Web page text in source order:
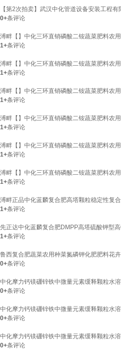
【第2次拍卖】武汉中化管道设备安装工程
0+条评论
溥畔【】中化三环直销磷酸二铵蔬菜肥料农
1+条评论
溥畔【】中化三环直销磷酸二铵蔬菜肥料农
1+条评论
溥畔【】中化三环直销磷酸二铵蔬菜肥料农
1+条评论
溥畔【】中化三环直销磷酸二铵蔬菜肥料农
1+条评论
溥畔【】中化三环直销磷酸二铵蔬菜肥料农
1+条评论
溥畔【】中化三环直销磷酸二铵蔬菜肥料农
1+条评论
溥畔正品中化蓝麟复合肥高塔颗粒稳定性复
1+条评论
先正达中化蓝麟复合肥DMPP高塔硫酸钾型
1+条评论
鲁西复合肥蔬菜农用种菜氮磷钾化肥肥料花
0+条评论
中化摩力钙镁硼锌铁中微量元素缓释颗粒水
0+条评论
中化摩力钙镁硼锌铁中微量元素缓释颗粒水
0+条评论
中化摩力钙镁硼锌铁中微量元素缓释颗粒水
0+条评论